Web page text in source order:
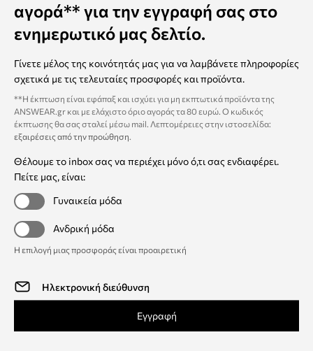
αγορά** για την εγγραφή σας στο
ενημερωτικό μας δελτίο.
Γίνετε μέλος της κοινότητάς μας για να λαμβάνετε πληροφορίες
σχετικά με τις τελευταίες προσφορές και προϊόντα.
**Η έκπτωση είναι εφάπαξ και ισχύει για μη εκπτωτικά προϊόντα της
ANSWEAR.gr και με ελάχιστο όριο αγοράς τα 80 ευρώ. Ο κωδικός
έκπτωσης θα σας σταλεί μέσω mail. Λεπτομέρειες στην ιστοσελίδα:
εξαιρέσεις από την προώθηση.
Θέλουμε το inbox σας να περιέχει μόνο ό,τι σας ενδιαφέρει.
Πείτε μας, είναι:
Γυναικεία μόδα
Ανδρική μόδα
Η επιλογή μιας προσφοράς είναι προαιρετική
Εγγραφή